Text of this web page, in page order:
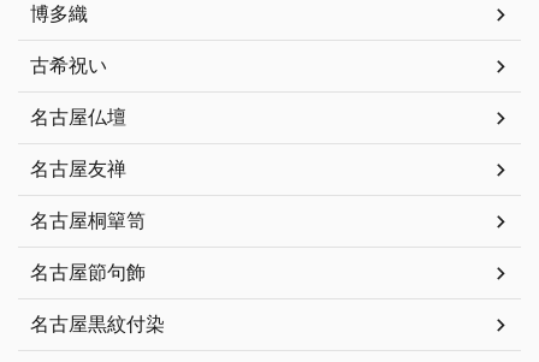
博多織
古希祝い
名古屋仏壇
名古屋友禅
名古屋桐簞笥
名古屋節句飾
名古屋黒紋付染